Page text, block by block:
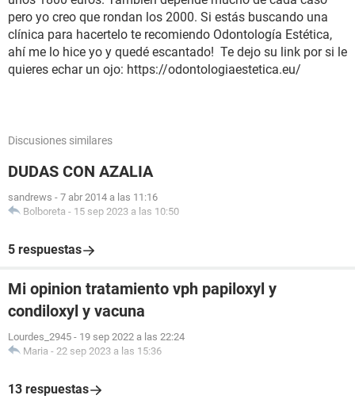
pero yo creo que rondan los 2000. Si estás buscando una
clínica para hacertelo te recomiendo Odontología Estética,
ahí me lo hice yo y quedé escantado! Te dejo su link por si le
quieres echar un ojo: https://odontologiaestetica.eu/
Discusiones similares
DUDAS CON AZALIA
sandrews - 7 abr 2014 a las 11:16
Bolboreta - 15 sep 2023 a las 10:50
5 respuestas
Mi opinion tratamiento vph papiloxyl y
condiloxyl y vacuna
Lourdes_2945 - 19 sep 2022 a las 22:24
Maria - 22 sep 2023 a las 15:36
13 respuestas